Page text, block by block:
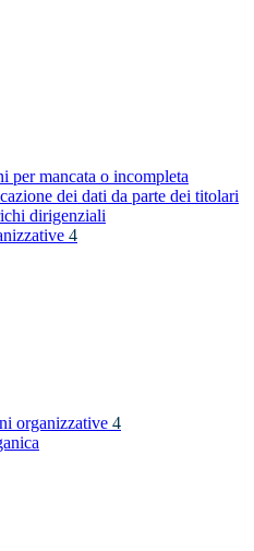
per mancata o incompleta
dei dati da parte dei titolari
dirigenziali
4
organizzative 4